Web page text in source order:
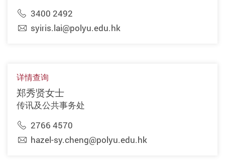
3400 2492
syiris.lai@polyu.edu.hk
详情查询
郑秀贤女士
传讯及公共事务处
2766 4570
hazel-sy.cheng@polyu.edu.hk